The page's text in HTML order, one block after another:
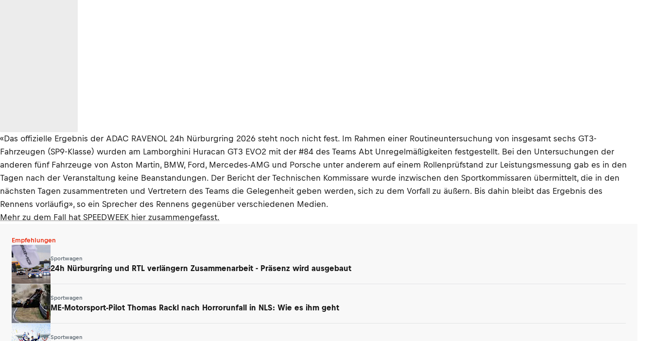
«Das offizielle Ergebnis der ADAC RAVENOL 24h Nürburgring 2026 steht noch nicht fest. Im Rahmen einer Routineuntersuchung von insgesamt sechs GT3-
Fahrzeugen (SP9-Klasse) wurden am Lamborghini Huracan GT3 EVO2 mit der #84 des Teams Abt Unregelmäßigkeiten festgestellt. Bei den Untersuchungen der
anderen fünf Fahrzeuge von Aston Martin, BMW, Ford, Mercedes-AMG und Porsche unter anderem auf einem Rollenprüfstand zur Leistungsmessung gab es in den
Tagen nach der Veranstaltung keine Beanstandungen. Der Bericht der Technischen Kommissare wurde inzwischen den Sportkommissaren übermittelt, die in den
nächsten Tagen zusammentreten und Vertretern des Teams die Gelegenheit geben werden, sich zu dem Vorfall zu äußern. Bis dahin bleibt das Ergebnis des
Rennens vorläufig», so ein Sprecher des Rennens gegenüber verschiedenen Medien.
Mehr zu dem Fall hat SPEEDWEEK hier zusammengefasst.
Empfehlungen
Sportwagen
24h Nürburgring und RTL verlängern Zusammenarbeit - Präsenz wird ausgebaut
Sportwagen
ME-Motorsport-Pilot Thomas Rackl nach Horrorunfall in NLS: Wie es ihm geht
Sportwagen